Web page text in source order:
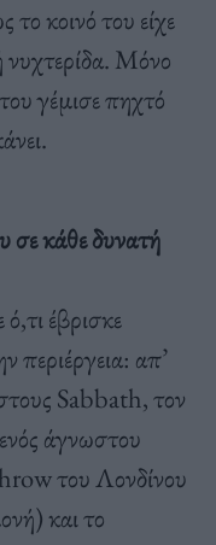
κοινό του είχε
νυχτερίδα. Μόνο
γέμισε πηχτό
σε κάθε δυνατή
έβρισκε
περιέργεια: απ’
Sabbath, τον
άγνωστου
του Λονδίνου
και το